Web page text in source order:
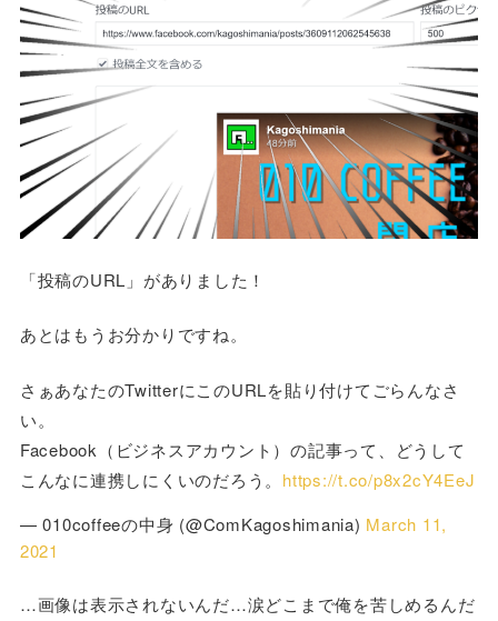
「投稿のURL」がありました！
あとはもうお分かりですね。
さぁあなたのTwitterにこのURLを貼り付けてごらんなさ
い。
Facebook（ビジネスアカウント）の記事って、どうして
こんなに連携しにくいのだろう。 https://t.co/p8x2cY4EeJ
— 010coffeeの中身 (@ComKagoshimania) March 11,
2021
…画像は表示されないんだ…涙どこまで俺を苦しめるんだ